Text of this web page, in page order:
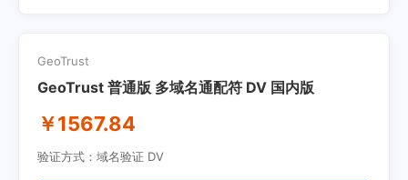
GeoTrust
GeoTrust 普通版 多域名通配符 DV 国内版
￥1567.84
验证方式：域名验证 DV